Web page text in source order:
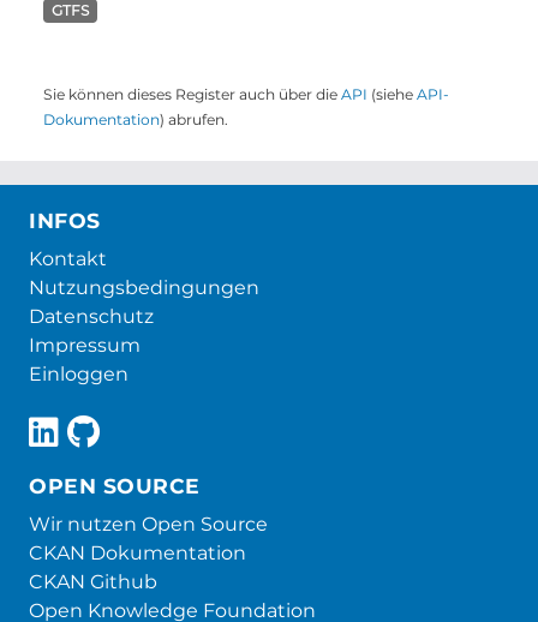
GTFS
Sie können dieses Register auch über die API (siehe API-
Dokumentation) abrufen.
INFOS
Kontakt
Nutzungsbedingungen
Datenschutz
Impressum
Einloggen
OPEN SOURCE
Wir nutzen Open Source
CKAN Dokumentation
CKAN Github
Open Knowledge Foundation